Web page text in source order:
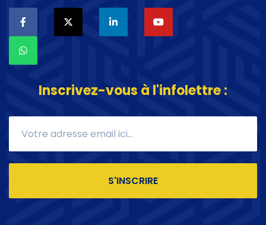
Inscrivez-vous à l'infolettre :
S'INSCRIRE